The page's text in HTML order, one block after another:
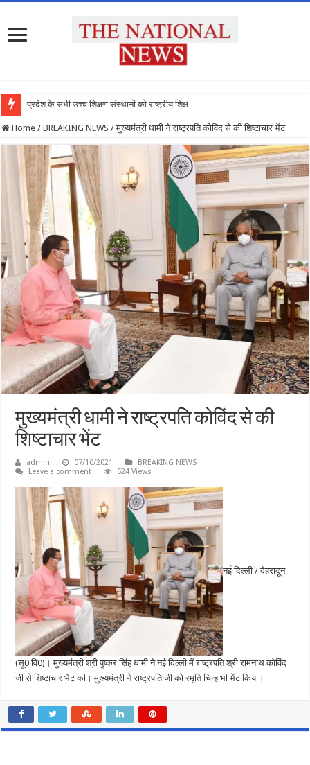
प्रदेश के सभी उच्च शिक्षण संस्थानों को राष्ट्रीय शिक्षा नीति क
Home / BREAKING NEWS / मुख्यमंत्री धामी ने राष्ट्रपति कोविंद से की शिष्टाचार भेंट
मुख्यमंत्री धामी ने राष्ट्रपति कोविंद से की
शिष्टाचार भेंट
admin 07/10/2021
BREAKING NEWS
Leave a comment
524 Views
नई दिल्ली / देहरादून
(सू0 वि0)। मुख्यमंत्री श्री पुष्कर सिंह धामी ने नई दिल्ली में राष्ट्रपति श्री रामनाथ कोविंद
जी से शिष्टाचार भेंट की। मुख्यमंत्री ने राष्ट्रपति जी को स्मृति चिन्ह भी भेंट किया।